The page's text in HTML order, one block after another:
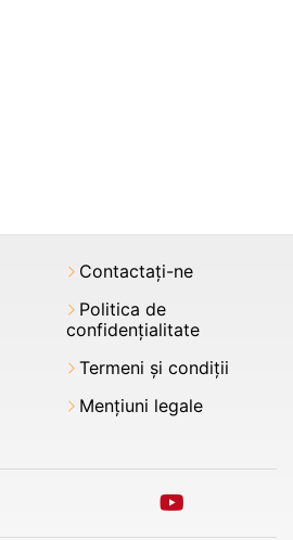
Contactați-ne
Politica de
confidențialitate
Termeni şi condiții
Mențiuni legale
youtube